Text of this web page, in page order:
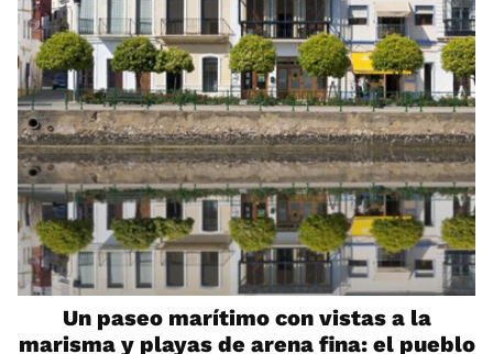
Un paseo marítimo con vistas a la
marisma y playas de arena fina: el pueblo